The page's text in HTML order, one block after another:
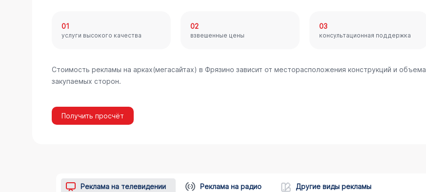
01
услуги высокого качества
02
взвешенные цены
03
консультационная поддержка
Стоимость рекламы на арках(мегасайтах) в Фрязино зависит от месторасположения конструкций и объема
закупаемых сторон.
Получить просчёт
Реклама на телевидении Реклама на радио Другие виды рекламы